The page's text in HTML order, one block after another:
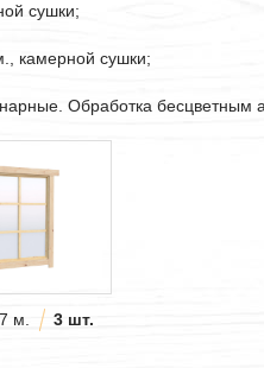
сушки;
камерной сушки;
Обработка бесцветным
м. 3 шт.